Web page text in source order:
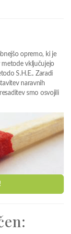
opremo, ki je
metode vključujejo
S.H.E.. Zaradi
naravnih
smo osvojili